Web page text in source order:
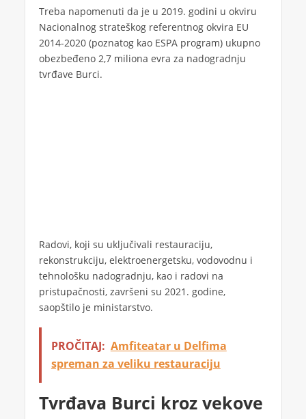
Treba napomenuti da je u 2019. godini u okviru
Nacionalnog strateškog referentnog okvira EU
2014-2020 (poznatog kao ESPA program) ukupno
obezbeđeno 2,7 miliona evra za nadogradnju
tvrđave Burci.
Radovi, koji su uključivali restauraciju,
rekonstrukciju, elektroenergetsku, vodovodnu i
tehnološku nadogradnju, kao i radovi na
pristupačnosti, završeni su 2021. godine,
saopštilo je ministarstvo.
PROČITAJ: Amfiteatar u Delfima
spreman za veliku restauraciju
Tvrđava Burci kroz vekove